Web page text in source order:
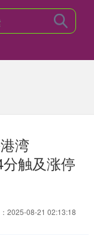
湾
分触及涨停
2025-08-21 02:13:18